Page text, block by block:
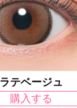
ラテベージュ
購入する